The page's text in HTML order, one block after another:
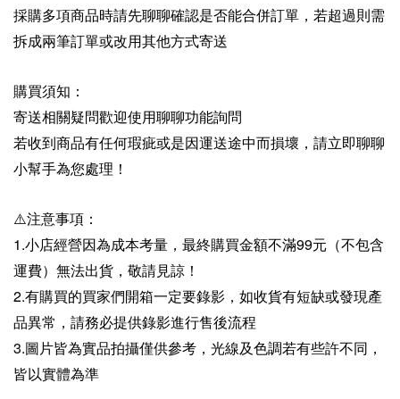
採購多項商品時請先聊聊確認是否能合併訂單，若超過則需
拆成兩筆訂單或改用其他方式寄送
購買須知：
寄送相關疑問歡迎使用聊聊功能詢問
若收到商品有任何瑕疵或是因運送途中而損壞，請立即聊聊
小幫手為您處理！
⚠️注意事項：
1.小店經營因為成本考量，最終購買金額不滿99元（不包含
運費）無法出貨，敬請見諒！
2.有購買的買家們開箱一定要錄影，如收貨有短缺或發現產
品異常，請務必提供錄影進行售後流程
3.圖片皆為實品拍攝僅供參考，光線及色調若有些許不同，
皆以實體為準